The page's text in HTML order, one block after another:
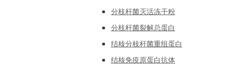
分枝杆菌灭活冻干粉
分枝杆菌裂解总蛋白
结核分枝杆菌重组蛋白
结核免疫原蛋白抗体